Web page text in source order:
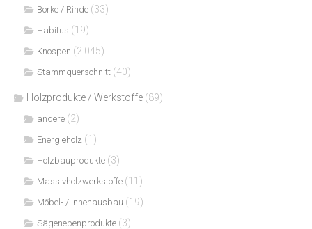
Borke / Rinde (33)
Habitus (19)
Knospen (2.045)
Stammquerschnitt (40)
Holzprodukte / Werkstoffe (89)
andere (2)
Energieholz (1)
Holzbauprodukte (3)
Massivholzwerkstoffe (11)
Möbel- / Innenausbau (19)
Sägenebenprodukte (3)